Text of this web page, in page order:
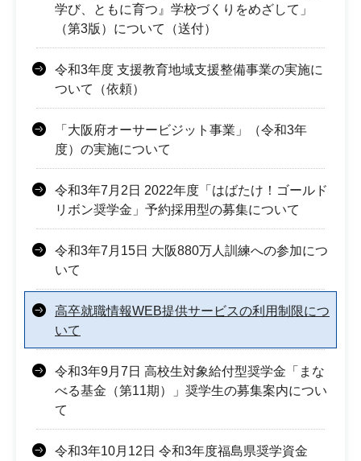
学び、ともに育つ』学校づくりをめざして」
（第3版）について（送付）
令和3年度 支援教育地域支援整備事業の実施に
ついて（依頼）
「大阪府オーサービジット事業」（令和3年
度）の実施について
令和3年7月2日 2022年度「はばたけ！ゴールド
リボン奨学金」予約採用型の募集について
令和3年7月15日 大阪880万人訓練への参加につ
いて
高卒就職情報WEB提供サービスの利用制限につ
いて
令和3年9月7日 高校生対象給付型奨学金「まな
べる基金（第11期）」奨学生の募集案内につい
て
令和3年10月12日 令和3年度福島県奨学資金